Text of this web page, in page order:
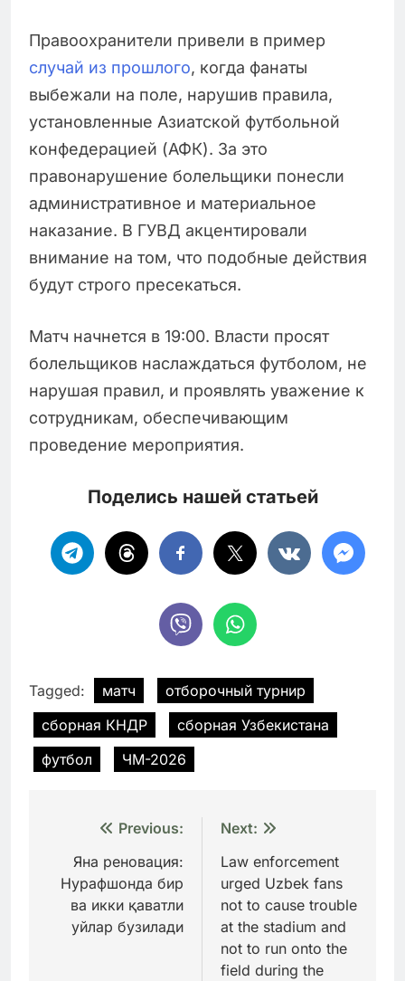
Правоохранители привели в пример
случай из прошлого, когда фанаты
выбежали на поле, нарушив правила,
установленные Азиатской футбольной
конфедерацией (АФК). За это
правонарушение болельщики понесли
административное и материальное
наказание. В ГУВД акцентировали
внимание на том, что подобные действия
будут строго пресекаться.
Матч начнется в 19:00. Власти просят
болельщиков наслаждаться футболом, не
нарушая правил, и проявлять уважение к
сотрудникам, обеспечивающим
проведение мероприятия.
Поделись нашей статьей
Tagged: матч
отборочный турнир
сборная КНДР
сборная Узбекистана
футбол
ЧМ-2026
Навигация
записям
Previous:
Яна реновация:
Нурафшонда бир
ва икки қаватли
уйлар бузилади
Next:
Law enforcement
urged Uzbek fans
not to cause trouble
at the stadium and
not to run onto the
field during the